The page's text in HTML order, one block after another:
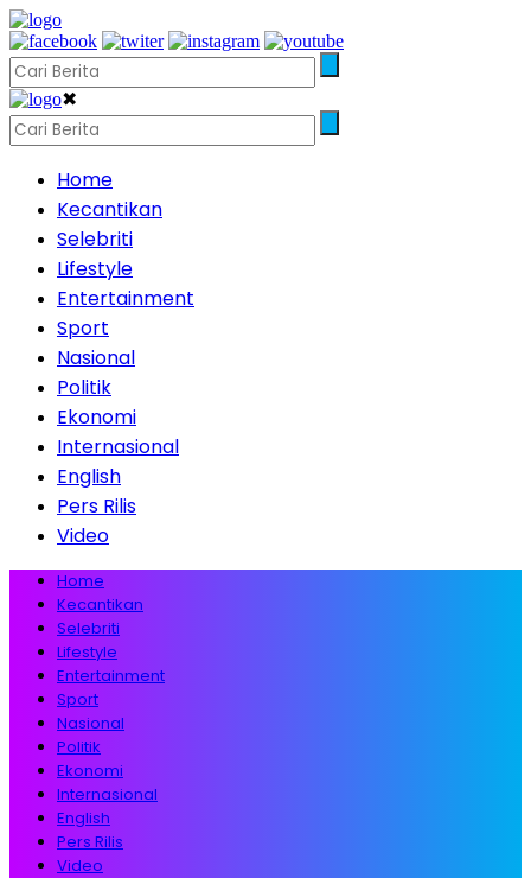
✖
Home
Kecantikan
Selebriti
Lifestyle
Entertainment
Sport
Nasional
Politik
Ekonomi
Internasional
English
Pers Rilis
Video
Home
Kecantikan
Selebriti
Lifestyle
Entertainment
Sport
Nasional
Politik
Ekonomi
Internasional
English
Pers Rilis
Video